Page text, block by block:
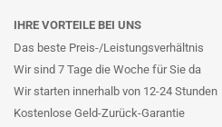
IHRE VORTEILE BEI UNS
Das beste Preis-/Leistungsverhältnis
Wir sind 7 Tage die Woche für Sie da
Wir starten innerhalb von 12-24 Stunden
Kostenlose Geld-Zurück-Garantie